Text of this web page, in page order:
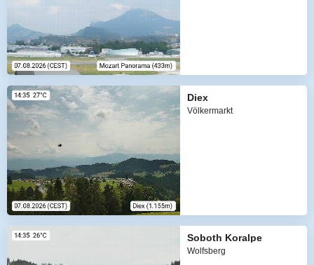
Diex
Völkermarkt
Soboth Koralpe
Wolfsberg